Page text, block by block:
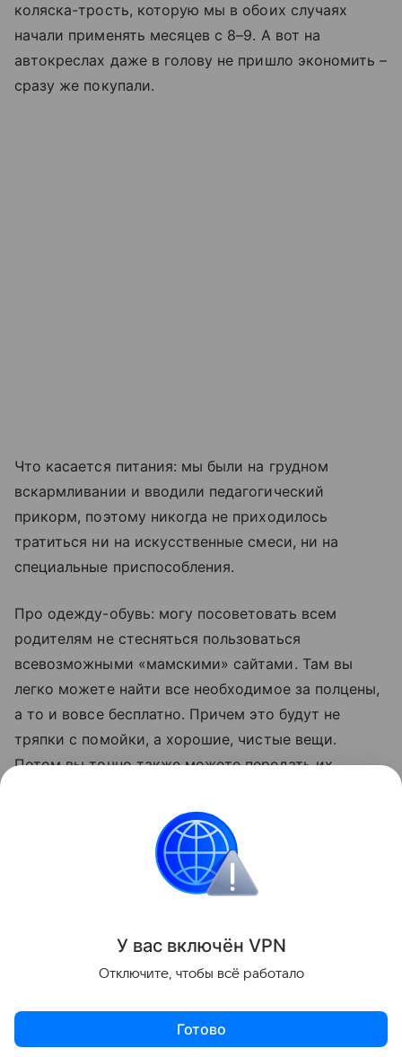
коляска-трость, которую мы в обоих случаях
начали применять месяцев с 8–9. А вот на
автокреслах даже в голову не пришло экономить –
сразу же покупали.
Что касается питания: мы были на грудном
вскармливании и вводили педагогический
прикорм, поэтому никогда не приходилось
тратиться ни на искусственные смеси, ни на
специальные приспособления.
Про одежду-обувь: могу посоветовать всем
родителям не стесняться пользоваться
всевозможными «мамскими» сайтами. Там вы
легко можете найти все необходимое за полцены,
а то и вовсе бесплатно. Причем это будут не
тряпки с помойки, а хорошие, чистые вещи.
Потом вы точно также можете передать их
Также читайте о том,что нужно взять с собой в
Поделиться
У вас включён VPN
Отключите, чтобы всё работало
Готово